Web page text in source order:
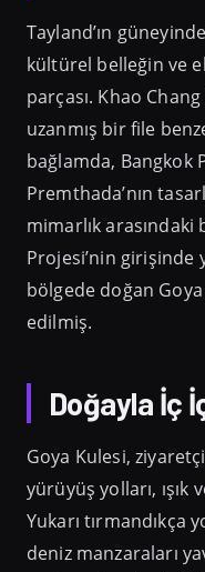
Tayland’ın
kültürel belleğin ve
parçası. Khao Chang
uzanmış bir file
bağlamda, Bangkok
Premthada’nın
mimarlık arasındaki
Projesi’nin girişinde
bölgede doğan Goya
edilmiş.
Doğayla İç
Goya Kulesi,
yürüyüş yolları, ışık
Yukarı tırmandıkça
deniz manzaraları